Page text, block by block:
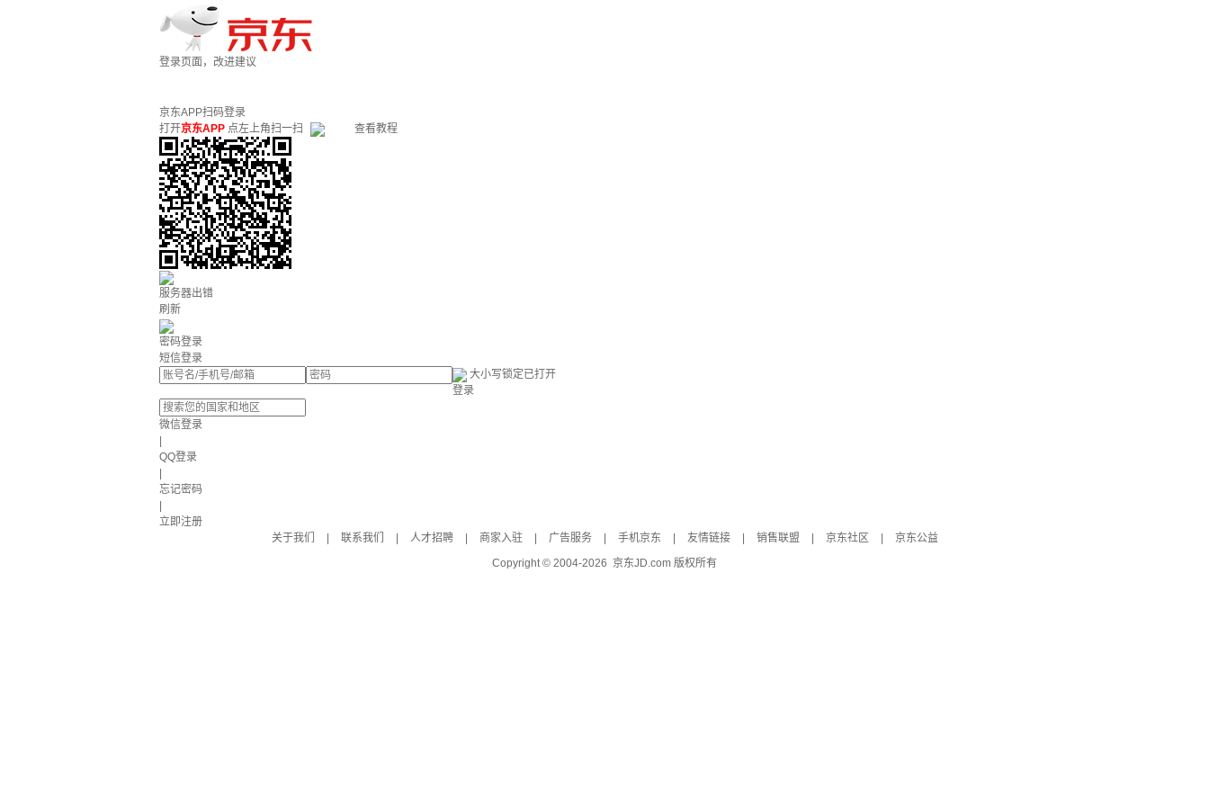
登录页面，改进建议
京东APP扫码登录
打开京东APP 点左上角扫一扫 查看教程
服务器出错
刷新
密码登录
短信登录
大小写锁定已打开
登录
微信登录
QQ登录
忘记密码
立即注册
关于我们
联系我们 人才招聘 商家入驻 广告服务 手机京东 友情链接 销售联盟 京东社区
京东公益
Copyright © 2004-2026 京东JD.com 版权所有